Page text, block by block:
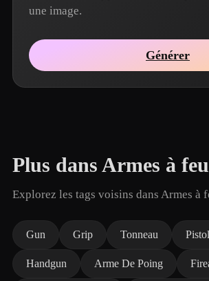
une image.
Générer
Plus dans Armes à feu
Explorez les tags voisins dans Armes à
Gun Grip Tonneau
Handgun Arme De Poing